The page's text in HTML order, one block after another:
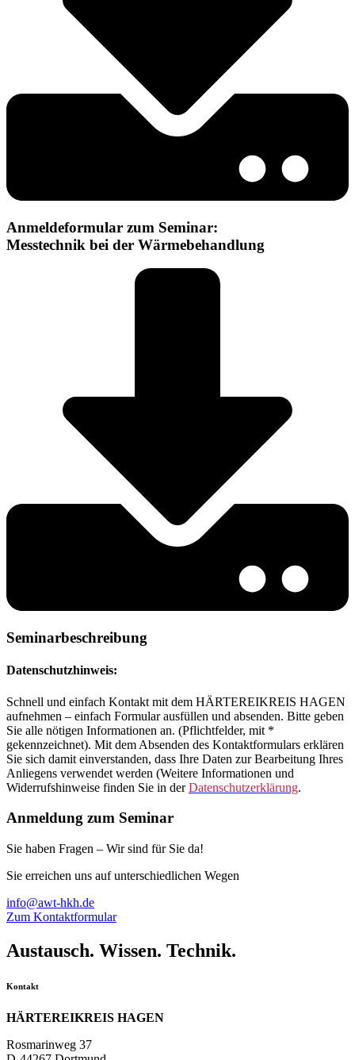
Anmeldeformular zum Seminar:
Messtechnik bei der Wärmebehandlung
Seminarbeschreibung
Datenschutzhinweis:
Schnell und einfach Kontakt mit dem HÄRTEREIKREIS HAGEN
aufnehmen – einfach Formular ausfüllen und absenden. Bitte geben
Sie alle nötigen Informationen an. (Pflichtfelder, mit *
gekennzeichnet). Mit dem Absenden des Kontaktformulars erklären
Sie sich damit einverstanden, dass Ihre Daten zur Bearbeitung Ihres
Anliegens verwendet werden (Weitere Informationen und
Widerrufshinweise finden Sie in derDatenschutzerklärung.
Anmeldung zum Seminar
Sie haben Fragen – Wir sind für Sie da!
Sie erreichen uns auf unterschiedlichen Wegen
info@awt-hkh.de
Zum Kontaktformular
Austausch. Wissen. Technik.
Kontakt
HÄRTEREIKREIS HAGEN
Rosmarinweg 37